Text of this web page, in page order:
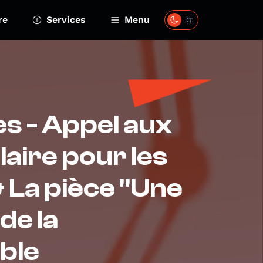
Services Menu
- Appel aux
pour les
pièce "Une
la